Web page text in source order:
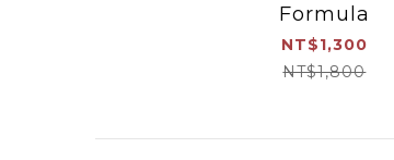
Formula
NT$1,300
NT$1,800